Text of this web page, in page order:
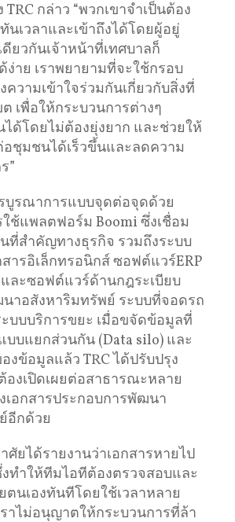
กล่าว “พวกเขาจำเป็นต้อง
นเวลาและเข้าถึงได้โดยผู้อยู่
ยวกันเจ้าหน้าที่เทศบาลก็
าย เราพยายามที่จะใช้กรอบ
วามเข้าใจร่วมกันเกี่ยวกับสิ่งที่
เพื่อให้กระบวนการต่างๆ
ได้โดยไม่ต้องยุ่งยาก และช่วยให้
อชุมชนได้เร็วขึ้นและลดความ
”
บูรณาการแบบจุดต่อจุดด้วย
ช้แพลตฟอร์ม Boomi ซึ่งเชื่อม
ที่สำคัญทางธุรกิจ รวมถึงระบบ
ารอิเล็กทรอนิกส์ ซอฟต์แวร์ERP
ละซอฟต์แวร์ด้านกฎระเบียบ
าอสังหาริมทรัพย์ ระบบที่จอดรถ
บบบริการขยะ เมื่อขจัดข้อมูลที่
บบแยกส่วนกัน (Data silo) และ
งข้อมูลแล้ว TRC ได้ปรับปรุง
องเปิดเผยต่อสาธารณะหลาย
เอกสารประกอบการพัฒนา
อีกด้วย
ศัยได้รายงานว่าเอกสารหายไป
ทำให้ทีมไอทีต้องตรวจสอบและ
นเองทันทีโดยใช้เวลาหลาย
าไม่อนุญาตให้กระบวนการที่ล้า